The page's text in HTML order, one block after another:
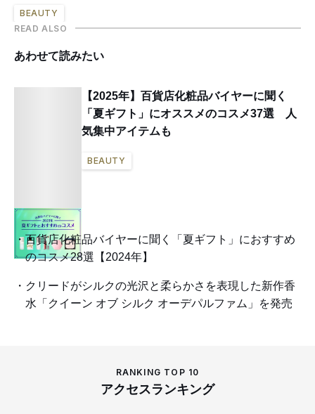
BEAUTY
READ ALSO
あわせて読みたい
【2025年】百貨店化粧品バイヤーに聞く
「夏ギフト」にオススメのコスメ37選 人
気集中アイテムも
BEAUTY
百貨店化粧品バイヤーに聞く「夏ギフト」におすすめ
のコスメ28選【2024年】
クリードがシルクの光沢と柔らかさを表現した新作香
水「クイーン オブ シルク オーデパルファム」を発売
RANKING TOP 10
アクセスランキング